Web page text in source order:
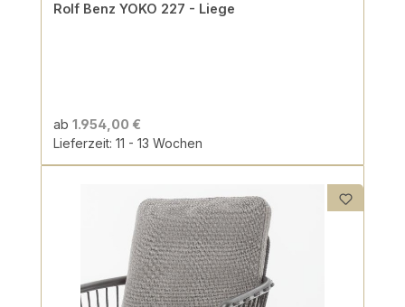
Rolf Benz YOKO 227 - Liege
ab 1.954,00 €
Lieferzeit: 11 - 13 Wochen